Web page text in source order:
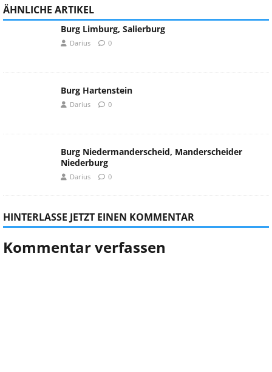
ÄHNLICHE ARTIKEL
Burg Limburg, Salierburg
Darius 0
Burg Hartenstein
Darius 0
Burg Niedermanderscheid, Manderscheider
Niederburg
Darius 0
HINTERLASSE JETZT EINEN KOMMENTAR
Kommentar verfassen